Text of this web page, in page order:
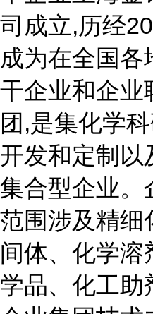
司成立,历经
成为在全国各
干企业和企业
团,是集化学
开发和定制以
集合型企业。
范围涉及精细
间体、化学溶
学品、化工助